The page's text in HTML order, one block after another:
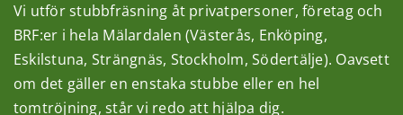
Vi utför stubbfräsning åt privatpersoner, företag och
BRF:er i hela Mälardalen (Västerås, Enköping,
Eskilstuna, Strängnäs, Stockholm, Södertälje). Oavsett
om det gäller en enstaka stubbe eller en hel
tomtröjning, står vi redo att hjälpa dig.